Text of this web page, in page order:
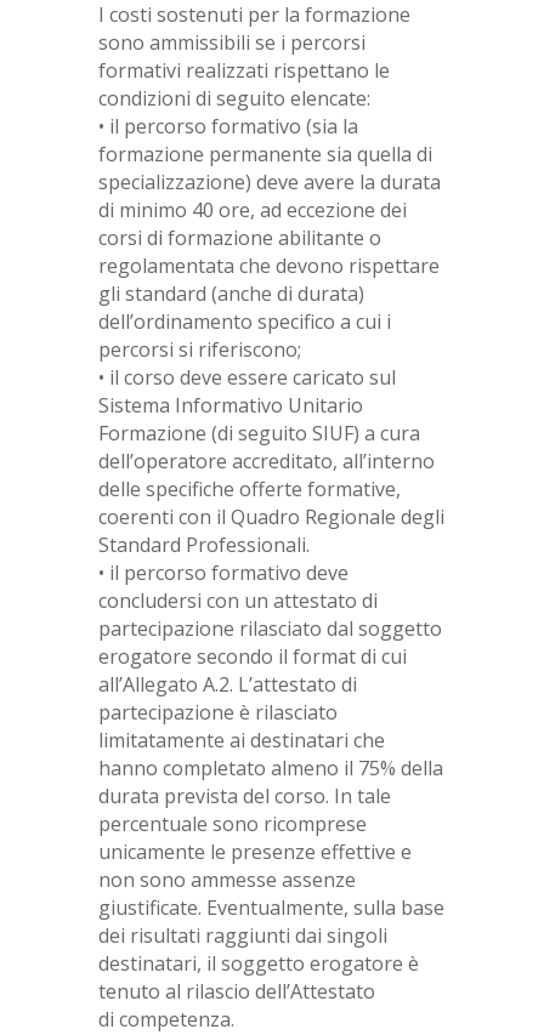
I costi sostenuti per la formazione
sono ammissibili se i percorsi
formativi realizzati rispettano le
condizioni di seguito elencate:
• il percorso formativo (sia la
formazione permanente sia quella di
specializzazione) deve avere la durata
di minimo 40 ore, ad eccezione dei
corsi di formazione abilitante o
regolamentata che devono rispettare
gli standard (anche di durata)
dell’ordinamento specifico a cui i
percorsi si riferiscono;
• il corso deve essere caricato sul
Sistema Informativo Unitario
Formazione (di seguito SIUF) a cura
dell’operatore accreditato, all’interno
delle specifiche offerte formative,
coerenti con il Quadro Regionale degli
Standard Professionali.
• il percorso formativo deve
concludersi con un attestato di
partecipazione rilasciato dal soggetto
erogatore secondo il format di cui
all’Allegato A.2. L’attestato di
partecipazione è rilasciato
limitatamente ai destinatari che
hanno completato almeno il 75% della
durata prevista del corso. In tale
percentuale sono ricomprese
unicamente le presenze effettive e
non sono ammesse assenze
giustificate. Eventualmente, sulla base
dei risultati raggiunti dai singoli
destinatari, il soggetto erogatore è
tenuto al rilascio dell’Attestato
di competenza.